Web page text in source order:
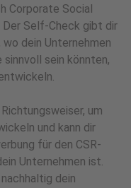
Corporate Social
Self-Check gibt dir
dein Unternehmen
sein könnten,
um
und kann dir
für den CSR-
Unternehmen ist.
dein